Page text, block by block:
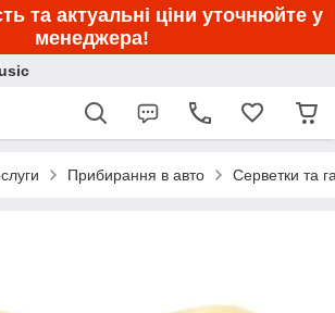
та актуальні ціни уточнюйте у
менеджера!
Прибирання в авто Серветки та